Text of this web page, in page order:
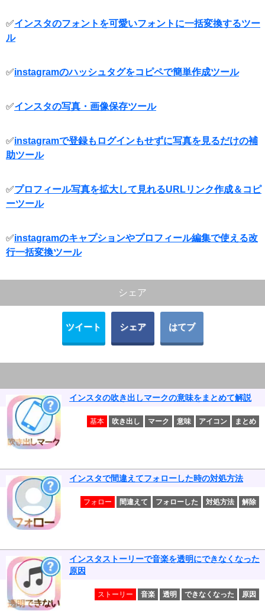
✅インスタのフォントを可愛いフォントに一括変換するツー
ル
✅instagramのハッシュタグをコピペで簡単作成ツール
✅インスタの写真・画像保存ツール
✅instagramで登録もログインもせずに写真を見るだけの補
助ツール
✅プロフィール写真を拡大して見れるURLリンク作成＆コピ
ーツール
✅instagramのキャプションやプロフィール編集で使える改
行一括変換ツール
シェア
ツイート シェア はてブ
インスタの吹き出しマークの意味をまとめて解説
基本 吹き出し マーク 意味 アイコン まとめ
インスタで間違えてフォローした時の対処方法
フォロー 間違えて フォローした 対処方法 解除
インスタストーリーで音楽を透明にできなくなった
原因
ストーリー 音楽 透明 できなくなった 原因